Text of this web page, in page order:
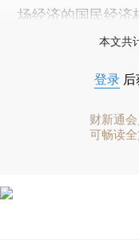
场经济的国民经济
本文共
登录
财新通会
可畅读全